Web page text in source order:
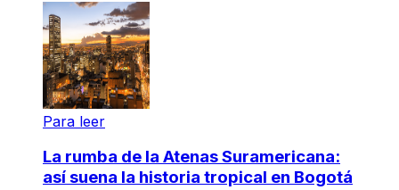
Para leer
La rumba de la Atenas Suramericana:
así suena la historia tropical en Bogotá